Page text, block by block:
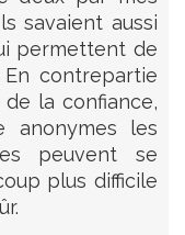
savaient aussi
permettent de
contrepartie
la confiance,
anonymes les
peuvent se
plus difficile